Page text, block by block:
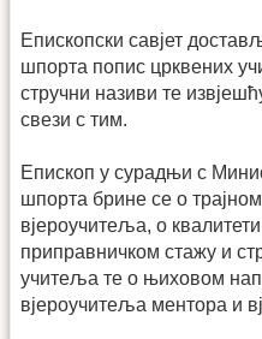
Епископски савјет
шпорта попис црквених
стручни називи те
свези с тим.
Епископ у сурадњи с
шпорта брине се о
вјероучитеља, о
приправничком стажу и
учитеља те о њиховом
вјероучитеља мен­тора и